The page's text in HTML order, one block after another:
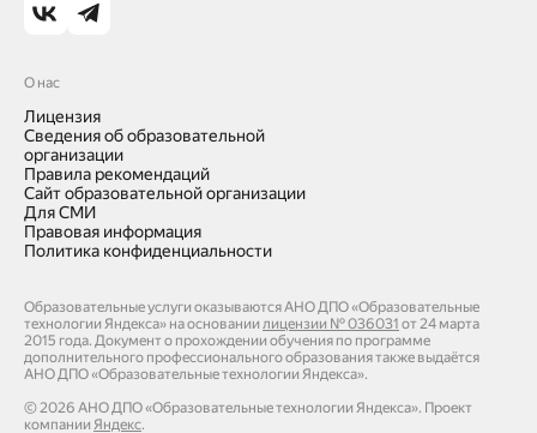
О нас
Лицензия
Сведения об образовательной
организации
Правила рекомендаций
Сайт образовательной организации
Для СМИ
Правовая информация
Политика конфиденциальности
Образовательные услуги оказываются АНО ДПО «Образовательные
технологии Яндекса» на основании лицензии № 036031 от 24 марта
2015 года. Документ о прохождении обучения по программе
дополнительного профессионального образования также выдаётся
АНО ДПО «Образовательные технологии Яндекса».
©2026 АНО ДПО «Образовательные технологии Яндекса». Проект
компании Яндекс.
Оставить заявку